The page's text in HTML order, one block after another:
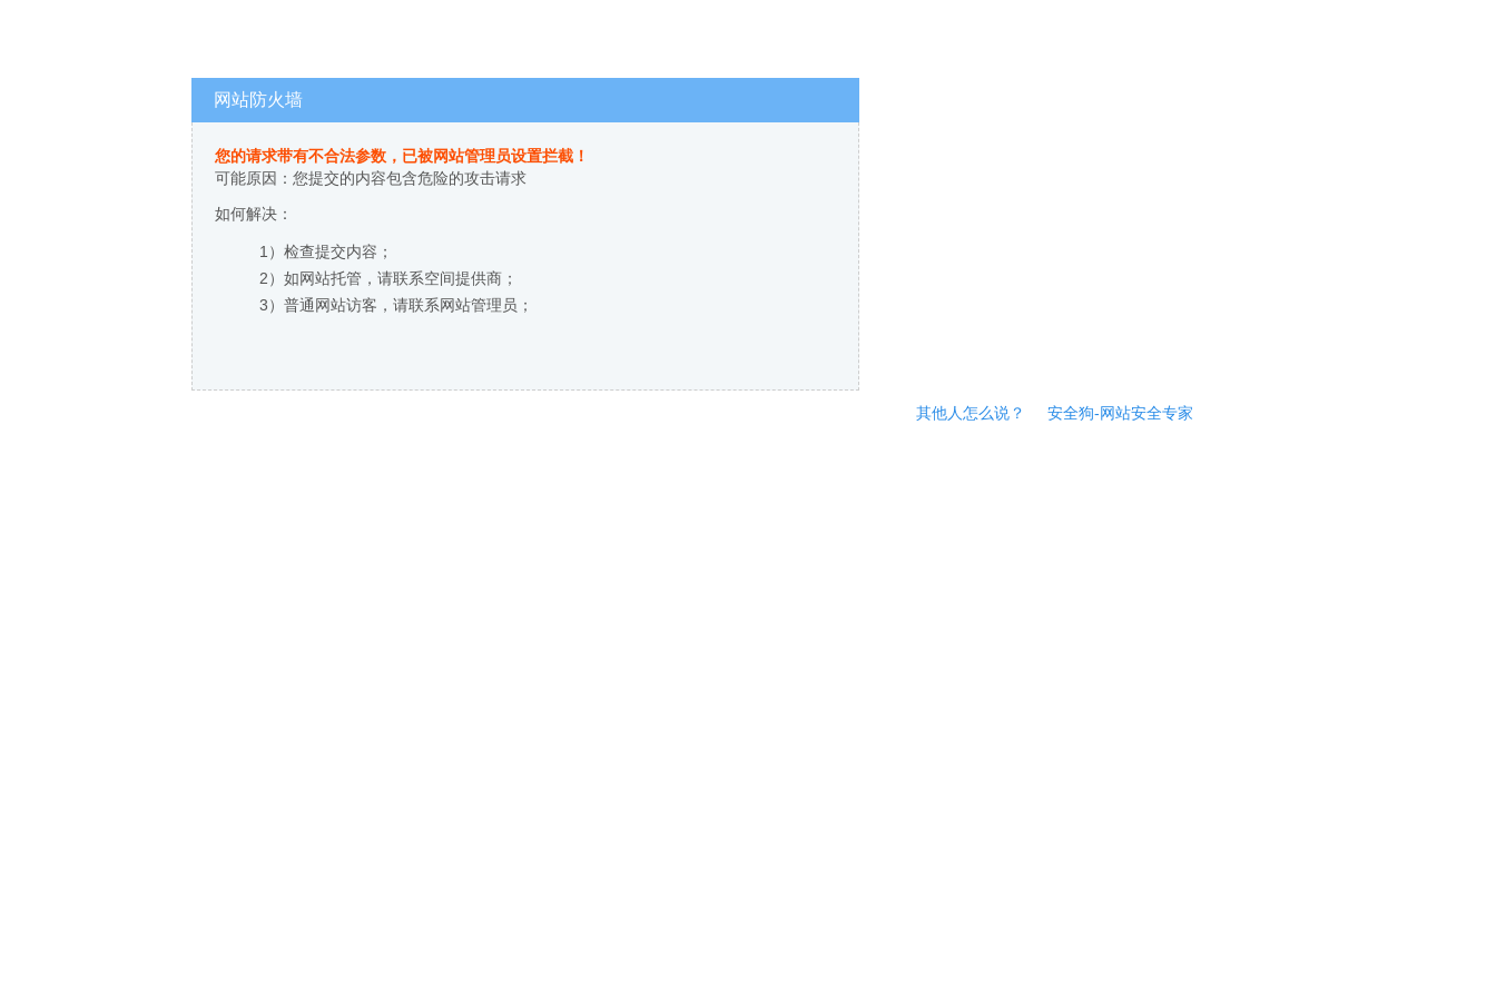
网站防火墙
您的请求带有不合法参数，已被网站管理员设置拦截！
可能原因：您提交的内容包含危险的攻击请求
如何解决：
1）检查提交内容；
2）如网站托管，请联系空间提供商；
3）普通网站访客，请联系网站管理员；
其他人怎么说？ 安全狗-网站安全专家